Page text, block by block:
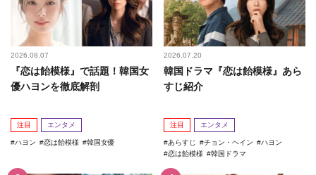
2026.08.07
『恋は飴模様』で話題！韓国女
優ハヨンを徹底解剖
注目 エンタメ
ハヨン 恋は飴模様 韓国女優
2026.07.20
韓国ドラマ『恋は飴模様』あら
すじ紹介
注目 エンタメ
あらすじ チョン・ヘイン
ハヨン
恋は飴模様
韓国ドラマ